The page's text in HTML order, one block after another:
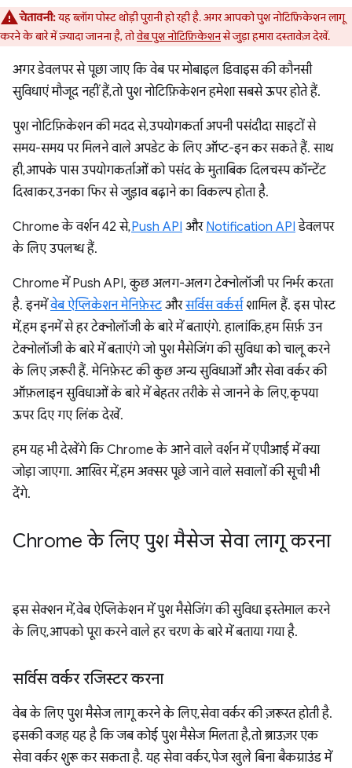
चेतावनी:यह ब्लॉग पोस्ट थोड़ी पुरानी हो रही है. अगर आपको पुश नोटिफ़िकेशन लागू
करने के बारे में ज़्यादा जानना है, तोवेब पुश नोटिफ़िकेशनसे जुड़ा हमारा दस्तावेज़ देखें.
अगर डेवलपर से पूछा जाए कि वेब पर मोबाइल डिवाइस की कौनसी
सुविधाएं मौजूद नहीं हैं, तो पुश नोटिफ़िकेशन हमेशा सबसे ऊपर होते हैं.
पुश नोटिफ़िकेशन की मदद से, उपयोगकर्ता अपनी पसंदीदा साइटों से
समय-समय पर मिलने वाले अपडेट के लिए ऑप्ट-इन कर सकते हैं. साथ
ही, आपके पास उपयोगकर्ताओं को पसंद के मुताबिक दिलचस्प कॉन्टेंट
दिखाकर, उनका फिर से जुड़ाव बढ़ाने का विकल्प होता है.
Chrome के वर्शन 42 से,Push API और Notification API डेवलपर
के लिए उपलब्ध हैं.
Chrome में Push API, कुछ अलग-अलग टेक्नोलॉजी पर निर्भर करता
है. इनमेंवेब ऐप्लिकेशन मेनिफ़ेस्टऔरसर्विस वर्कर्सशामिल हैं. इस पोस्ट
में, हम इनमें से हर टेक्नोलॉजी के बारे में बताएंगे. हालांकि, हम सिर्फ़ उन
टेक्नोलॉजी के बारे में बताएंगे जो पुश मैसेजिंग की सुविधा को चालू करने
के लिए ज़रूरी हैं. मेनिफ़ेस्ट की कुछ अन्य सुविधाओं और सेवा वर्कर की
ऑफ़लाइन सुविधाओं के बारे में बेहतर तरीके से जानने के लिए, कृपया
ऊपर दिए गए लिंक देखें.
हम यह भी देखेंगे कि Chrome के आने वाले वर्शन में एपीआई में क्या
जोड़ा जाएगा. आखिर में, हम अक्सर पूछे जाने वाले सवालों की सूची भी
देंगे.
Chrome के लिए पुश मैसेज सेवा लागू करना
इस सेक्शन में, वेब ऐप्लिकेशन में पुश मैसेजिंग की सुविधा इस्तेमाल करने
के लिए, आपको पूरा करने वाले हर चरण के बारे में बताया गया है.
सर्विस वर्कर रजिस्टर करना
वेब के लिए पुश मैसेज लागू करने के लिए, सेवा वर्कर की ज़रूरत होती है.
इसकी वजह यह है कि जब कोई पुश मैसेज मिलता है, तो ब्राउज़र एक
सेवा वर्कर शुरू कर सकता है. यह सेवा वर्कर, पेज खुले बिना बैकग्राउंड में